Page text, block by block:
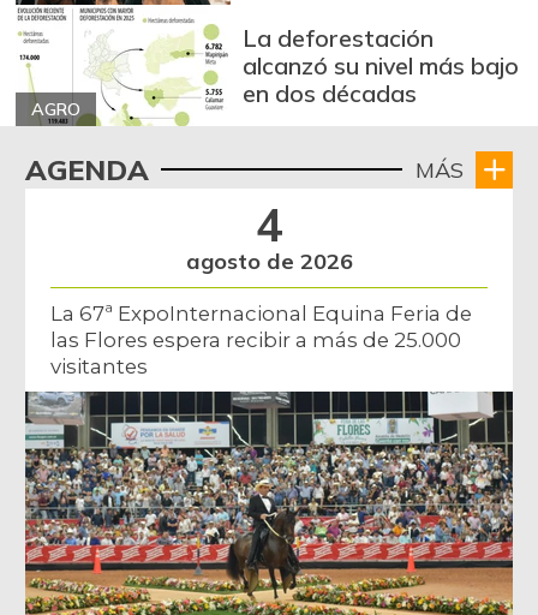
AGRO
La deforestación
alcanzó su nivel más bajo
en dos décadas
AGENDA MÁS
4
agosto de 2026
La 67ª ExpoInternacional Equina Feria de
las Flores espera recibir a más de 25.000
visitantes